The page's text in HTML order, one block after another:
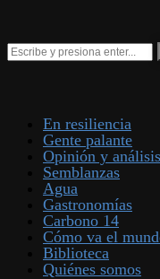
En resiliencia
Gente palante
Opinión y análisis
Semblanzas
Agua
Gastronomías
Carbono 14
Cómo va el
Biblioteca
Quiénes somos